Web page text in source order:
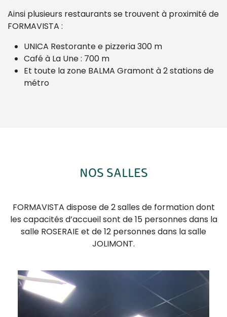
Ainsi plusieurs restaurants se trouvent à proximité de
FORMAVISTA :
UNICA Restorante e pizzeria 300 m
Café à La Une : 700 m
Et toute la zone BALMA Gramont à 2 stations de
métro
NOS SALLES
FORMAVISTA dispose de 2 salles de formation dont
les capacités d’accueil sont de 15 personnes dans la
salle ROSERAIE et de 12 personnes dans la salle
JOLIMONT.